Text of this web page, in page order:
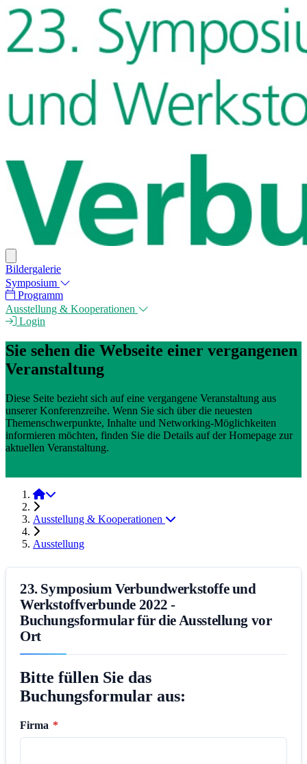
Bildergalerie
Symposium
Programm
Ausstellung & Kooperationen
Login
Sie sehen die Webseite einer vergangenen
Veranstaltung
Diese Seite bezieht sich auf eine vergangene Veranstaltung aus
unserer Konferenzreihe. Wenn Sie sich über die neuesten
Themenschwerpunkte, Inhalte und Networking-Möglichkeiten
informieren möchten, finden Sie die Details auf der Homepage zur
aktuellen Veranstaltung.
Verbund 2022
Ausstellung & Kooperationen
Ausstellung
23. Symposium Verbundwerkstoffe und
Werkstoffverbunde 2022 -
Buchungsformular für die Ausstellung vor
Ort
Bitte füllen Sie das
Buchungsformular aus:
Firma *